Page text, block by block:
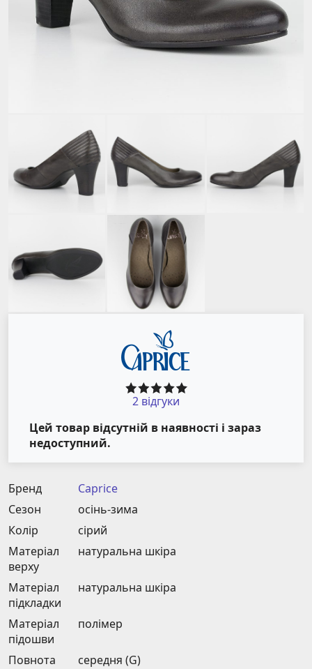
2 відгуки
Цей товар відсутній в наявності і зараз
недоступний.
Бренд
Caprice
Сезон
осінь-зима
Колір
сірий
Матеріал
верху
натуральна шкіра
Матеріал
підкладки
натуральна шкіра
Матеріал
підошви
полімер
Повнота
середня (G)